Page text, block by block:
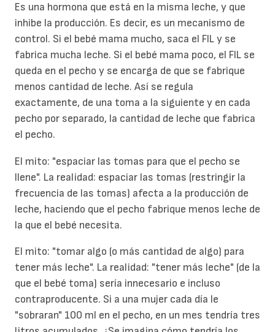
Es una hormona que está en la misma leche, y que
inhibe la producción. Es decir, es un mecanismo de
control. Si el bebé mama mucho, saca el FIL y se
fabrica mucha leche. Si el bebé mama poco, el FIL se
queda en el pecho y se encarga de que se fabrique
menos cantidad de leche. Así se regula
exactamente, de una toma a la siguiente y en cada
pecho por separado, la cantidad de leche que fabrica
el pecho.
El mito: "espaciar las tomas para que el pecho se
llene". La realidad: espaciar las tomas (restringir la
frecuencia de las tomas) afecta a la producción de
leche, haciendo que el pecho fabrique menos leche de
la que el bebé necesita.
El mito: "tomar algo (o más cantidad de algo) para
tener más leche". La realidad: "tener más leche" (de la
que el bebé toma) sería innecesario e incluso
contraproducente. Si a una mujer cada día le
"sobraran" 100 ml en el pecho, en un mes tendría tres